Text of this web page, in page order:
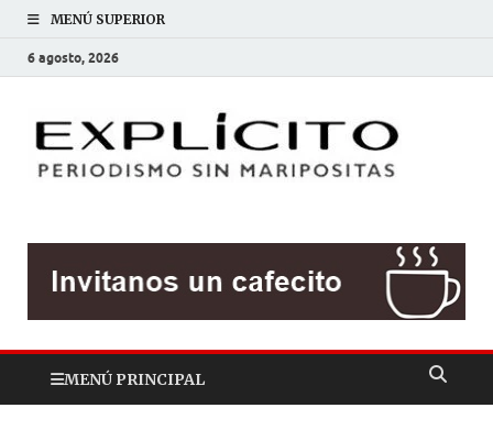
MENÚ SUPERIOR
6 agosto, 2026
MENÚ PRINCIPAL